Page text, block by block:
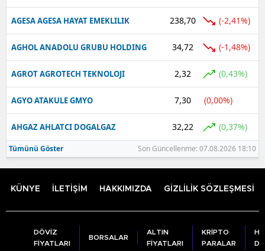
AGESA AGESA HAYAT EMEKLILIK 238,70 (-2,41%)
AGHOL ANADOLU GRUBU HOLDING 34,72 (-1,48%)
AGROT AGROTECH TEKNOLOJI 2,32 (0,43%)
AGYO ATAKULE GMYO 7,30 (0,00%)
AHGAZ AHLATCI DOGALGAZ 32,22 (0,37%)
Tümünü Göster Son Güncellenme: 07.08.2026 18:10
KÜNYE İLETİŞİM HAKKIMIZDA GİZLİLİK SÖZLEŞMESİ
DÖVİZ
FİYATLARI
BORSALAR
ALTIN
FİYATLARI
KRİPTO
PARALAR